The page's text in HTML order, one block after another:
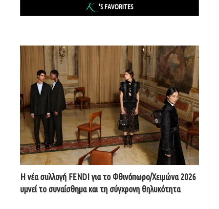
'S FAVORITES
Η νέα συλλογή FENDI για το Φθινόπωρο/Χειμώνα 2026
υμνεί το συναίσθημα και τη σύγχρονη θηλυκότητα